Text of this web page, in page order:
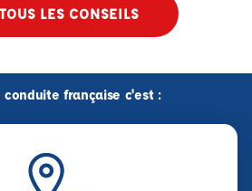
LES CONSEILS
conduite française c'est :